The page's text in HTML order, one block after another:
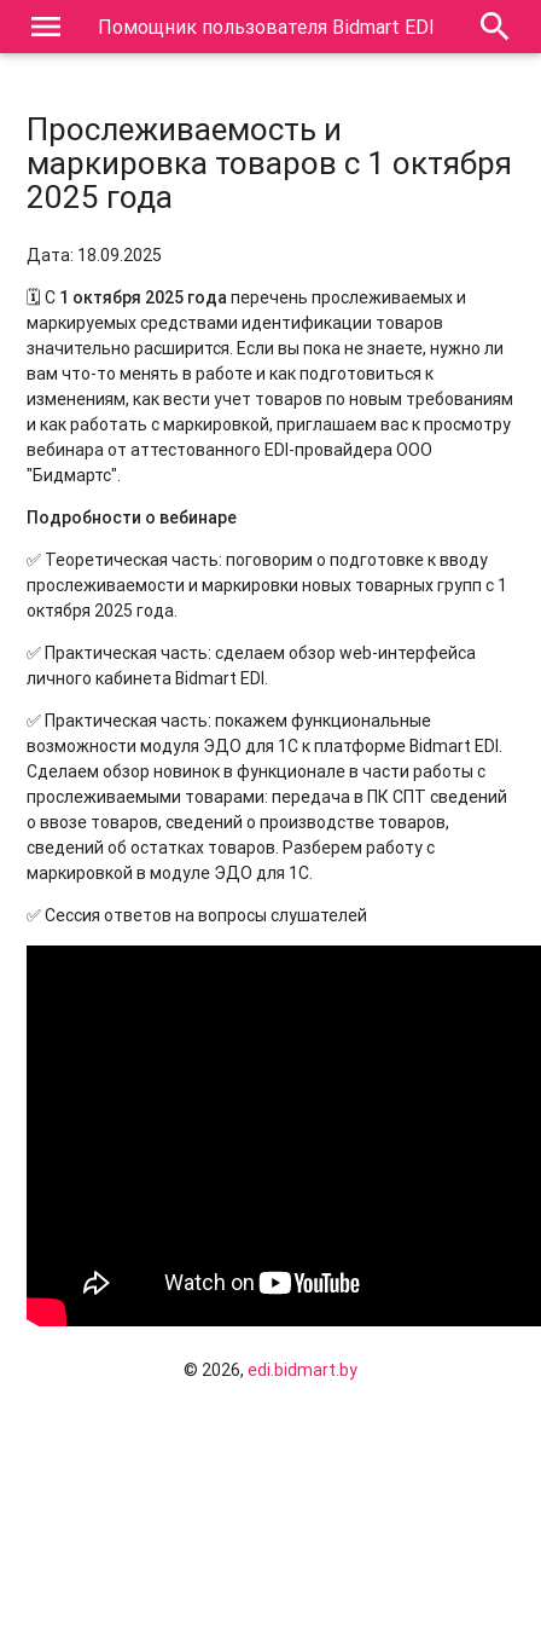
menu Помощник пользователя Bidmart EDI search
Прослеживаемость и
маркировка товаров с 1 октября
2025 года
Дата: 18.09.2025
🗓 С 1 октября 2025 годаперечень прослеживаемых и
маркируемых средствами идентификации товаров
значительно расширится. Если вы пока не знаете, нужно ли
вам что-то менять в работе и как подготовиться к
изменениям, как вести учет товаров по новым требованиям
и как работать с маркировкой, приглашаем вас к просмотру
вебинара от аттестованного EDI-провайдера ООО
"Бидмартс".
Подробности о вебинаре
✅ Теоретическая часть: поговорим о подготовке к вводу
прослеживаемости и маркировки новых товарных групп с 1
октября 2025 года.
✅ Практическая часть: сделаем обзор web-интерфейса
личного кабинета Bidmart EDI.
✅ Практическая часть: покажем функциональные
возможности модуля ЭДО для 1С к платформе Bidmart EDI.
Сделаем обзор новинок в функционале в части работы с
прослеживаемыми товарами: передача в ПК СПТ сведений
о ввозе товаров, сведений о производстве товаров,
сведений об остатках товаров. Разберем работу с
маркировкой в модуле ЭДО для 1С.
✅ Сессия ответов на вопросы слушателей
© 2026, edi.bidmart.by